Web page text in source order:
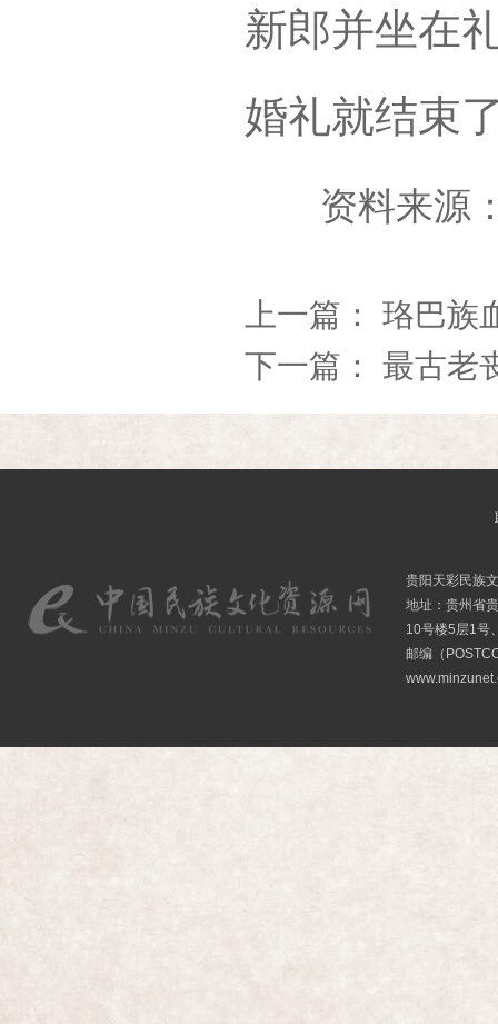
新郎并坐在
婚礼就结束
资料来源：
上一篇： 珞巴族
下一篇： 最古老
贵阳天彩民族
地址：贵州省
10号楼5层1号
邮编（